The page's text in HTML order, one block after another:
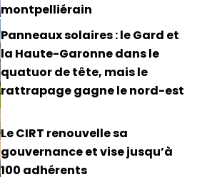
montpelliérain
Panneaux solaires : le Gard et
la Haute-Garonne dans le
quatuor de tête, mais le
rattrapage gagne le nord-est
Le CIRT renouvelle sa
gouvernance et vise jusqu’à
100 adhérents